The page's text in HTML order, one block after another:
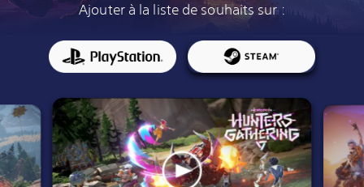
Ajouter à la liste de souhaits sur :